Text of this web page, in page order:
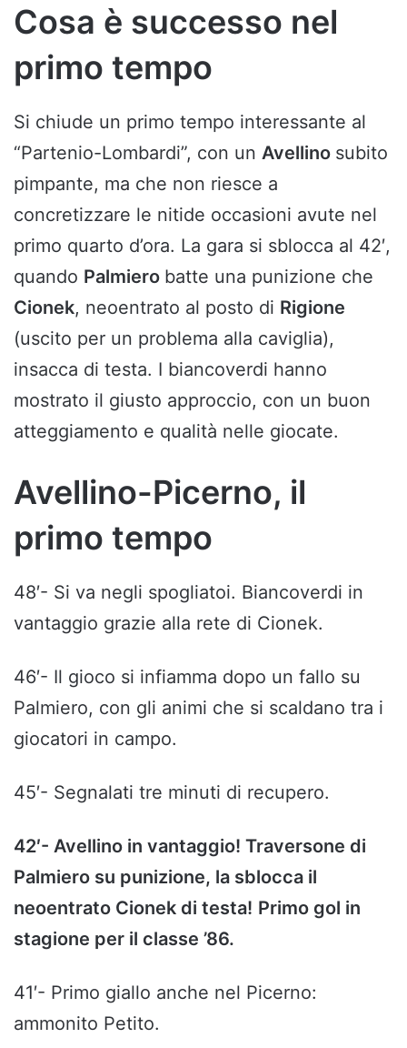
Cosa è successo nel
primo tempo
Si chiude un primo tempo interessante al
“Partenio-Lombardi”, con un Avellino subito
pimpante, ma che non riesce a
concretizzare le nitide occasioni avute nel
primo quarto d’ora. La gara si sblocca al 42′,
quando Palmiero batte una punizione che
Cionek, neoentrato al posto di Rigione
(uscito per un problema alla caviglia),
insacca di testa. I biancoverdi hanno
mostrato il giusto approccio, con un buon
atteggiamento e qualità nelle giocate.
Avellino-Picerno, il
primo tempo
48′- Si va negli spogliatoi. Biancoverdi in
vantaggio grazie alla rete di Cionek.
46′- Il gioco si infiamma dopo un fallo su
Palmiero, con gli animi che si scaldano tra i
giocatori in campo.
45′- Segnalati tre minuti di recupero.
42′- Avellino in vantaggio! Traversone di
Palmiero su punizione, la sblocca il
neoentrato Cionek di testa! Primo gol in
stagione per il classe ’86.
41′- Primo giallo anche nel Picerno:
ammonito Petito.